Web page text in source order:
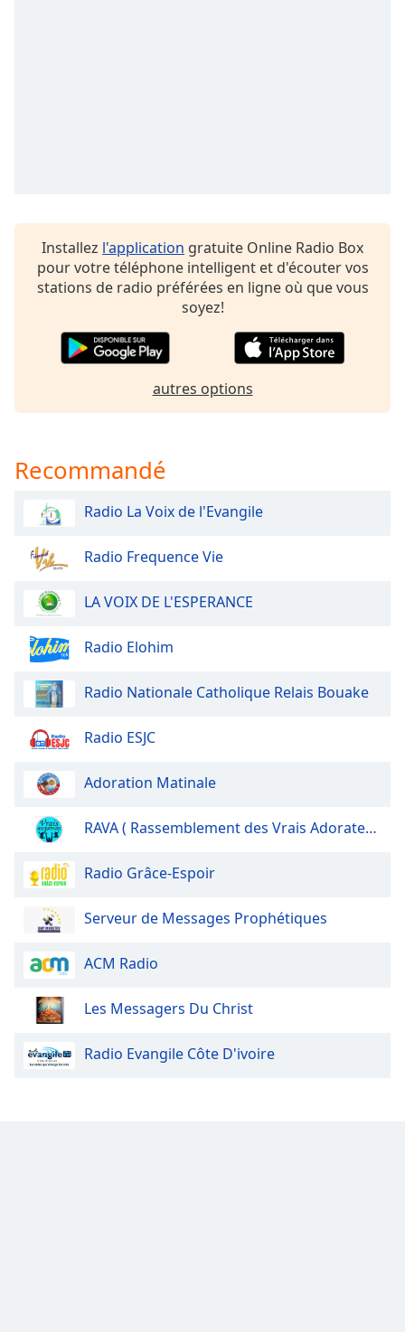
Reset
Dialog
dialog
Installez l'application gratuite Online Radio Box
pour votre téléphone intelligent et d'écouter vos
stations de radio préférées en ligne où que vous
soyez!
autres options
Recommandé
Radio La Voix de l'Evangile
Radio Frequence Vie
LA VOIX DE L'ESPERANCE
Radio Elohim
Radio Nationale Catholique Relais Bouake
Radio ESJC
Adoration Matinale
RAVA ( Rassemblement des Vrais Adorateurs)
Radio Grâce-Espoir
Serveur de Messages Prophétiques
ACM Radio
Les Messagers Du Christ
Radio Evangile Côte D'ivoire